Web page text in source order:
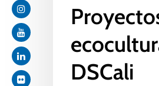
DSCali